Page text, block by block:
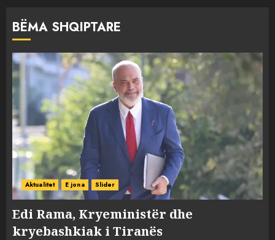
BËMA SHQIPTARE
Aktualitet E jona Slider
Edi Rama, Kryeministër dhe
kryebashkiak i Tiranës